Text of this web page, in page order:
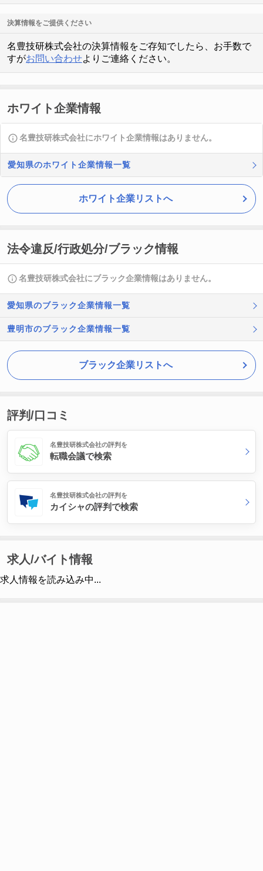
決算情報をご提供ください
名豊技研株式会社の決算情報をご存知でしたら、お手数で
すがお問い合わせよりご連絡ください。
ホワイト企業情報
名豊技研株式会社にホワイト企業情報はありません。
愛知県のホワイト企業情報一覧
ホワイト企業リストへ
法令違反/行政処分/ブラック情報
名豊技研株式会社にブラック企業情報はありません。
愛知県のブラック企業情報一覧
豊明市のブラック企業情報一覧
ブラック企業リストへ
評判/口コミ
名豊技研株式会社の評判を
転職会議で検索
名豊技研株式会社の評判を
カイシャの評判で検索
求人/バイト情報
求人情報を読み込み中...